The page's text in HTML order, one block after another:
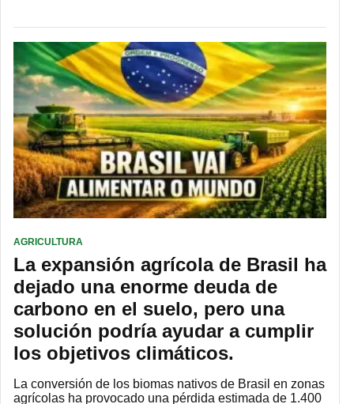
AGRICULTURA
La expansión agrícola de Brasil ha
dejado una enorme deuda de
carbono en el suelo, pero una
solución podría ayudar a cumplir
los objetivos climáticos.
La conversión de los biomas nativos de Brasil en zonas
agrícolas ha provocado una pérdida estimada de 1.400